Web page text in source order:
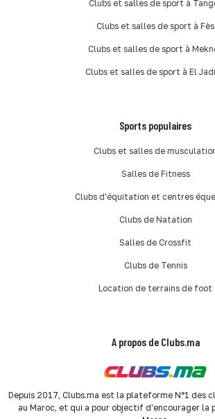
Clubs et salles de sport à
Clubs et salles de sport à Fès
Clubs et salles de sport à
Clubs et salles de sport à El
Sports populaires
Clubs et salles de
Salles de Fitness
Clubs d'équitation et centres
Clubs de Natation
Salles de Crossfit
Clubs de Tennis
Location de terrains de foot
A propos de Clubs.ma
Depuis 2017, Clubs.ma est la plateforme N°1 des
au Maroc, et qui a pour objectif d'encourager la